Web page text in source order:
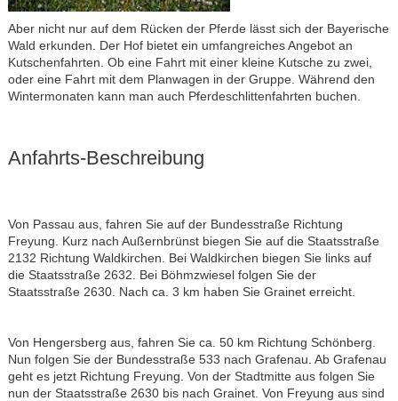
Aber nicht nur auf dem Rücken der Pferde lässt sich der Bayerische
Wald erkunden. Der Hof bietet ein umfangreiches Angebot an
Kutschenfahrten. Ob eine Fahrt mit einer kleine Kutsche zu zwei,
oder eine Fahrt mit dem Planwagen in der Gruppe. Während den
Wintermonaten kann man auch Pferdeschlittenfahrten buchen.
Anfahrts-Beschreibung
Von Passau aus, fahren Sie auf der Bundesstraße Richtung
Freyung. Kurz nach Außernbrünst biegen Sie auf die Staatsstraße
2132 Richtung Waldkirchen. Bei Waldkirchen biegen Sie links auf
die Staatsstraße 2632. Bei Böhmzwiesel folgen Sie der
Staatsstraße 2630. Nach ca. 3 km haben Sie Grainet erreicht.
Von Hengersberg aus, fahren Sie ca. 50 km Richtung Schönberg.
Nun folgen Sie der Bundesstraße 533 nach Grafenau. Ab Grafenau
geht es jetzt Richtung Freyung. Von der Stadtmitte aus folgen Sie
nun der Staatsstraße 2630 bis nach Grainet. Von Freyung aus sind